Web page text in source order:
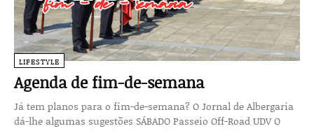
LIFESTYLE
Agenda de fim-de-semana
Já tem planos para o fim-de-semana? O Jornal de Albergaria
dá-lhe algumas sugestões SÁBADO Passeio Off-Road UDV O